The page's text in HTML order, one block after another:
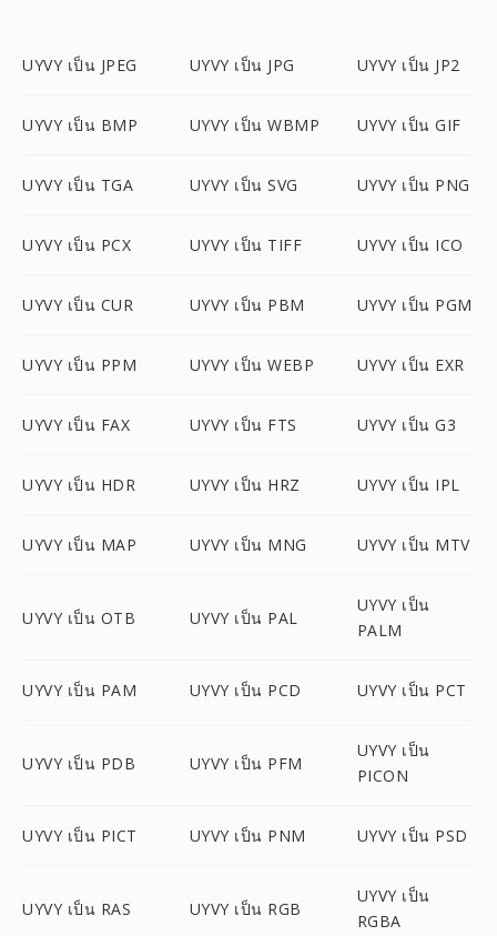
UYVY เป็น JPEG UYVY เป็น JPG UYVY เป็น JP2
UYVY เป็น BMP UYVY เป็น WBMP UYVY เป็น GIF
UYVY เป็น TGA UYVY เป็น SVG UYVY เป็น PNG
UYVY เป็น PCX UYVY เป็น TIFF UYVY เป็น ICO
UYVY เป็น CUR UYVY เป็น PBM UYVY เป็น PGM
UYVY เป็น PPM UYVY เป็น WEBP UYVY เป็น EXR
UYVY เป็น FAX UYVY เป็น FTS UYVY เป็น G3
UYVY เป็น HDR UYVY เป็น HRZ UYVY เป็น IPL
UYVY เป็น MAP UYVY เป็น MNG UYVY เป็น MTV
UYVY เป็น OTB UYVY เป็น PAL
UYVY เป็น
PALM
UYVY เป็น PAM UYVY เป็น PCD UYVY เป็น PCT
UYVY เป็น PDB UYVY เป็น PFM
UYVY เป็น
PICON
UYVY เป็น PICT UYVY เป็น PNM UYVY เป็น PSD
UYVY เป็น RAS UYVY เป็น RGB
UYVY เป็น
RGBA